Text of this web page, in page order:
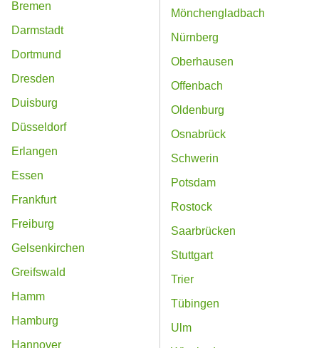
Bremen
Darmstadt
Dortmund
Dresden
Duisburg
Düsseldorf
Erlangen
Essen
Frankfurt
Freiburg
Gelsenkirchen
Greifswald
Hamm
Hamburg
Hannover
Mönchengladbach
Nürnberg
Oberhausen
Offenbach
Oldenburg
Osnabrück
Schwerin
Potsdam
Rostock
Saarbrücken
Stuttgart
Trier
Tübingen
Ulm